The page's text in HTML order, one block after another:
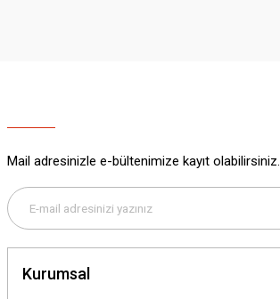
Bu ürüne benzer farklı alternatifler olmalı.
Mail adresinizle e-bültenimize kayıt olabilirsiniz.
Kurumsal